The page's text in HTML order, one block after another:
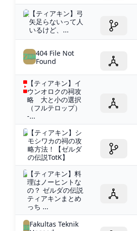
【ティアキン】弓
矢足らないって人
いるけど、...
404 File Not
Found
【ティアキン】イ
ウンオロクの祠攻
略 大と小の選択
（フルテロップ）
-...
【ティアキン】シ
モシワカの祠の攻
略方法！【ゼルダ
の伝説TotK】
【ティアキン】料
理はノーヒントな
の？ ゼルダの伝説
ティアキンまとめ
っち ...
Fakultas Teknik